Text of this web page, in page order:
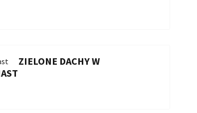
ZIELONE DACHY W